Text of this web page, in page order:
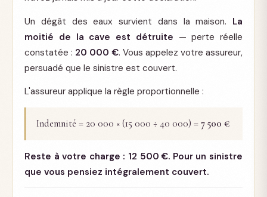
Un dégât des eaux survient dans la maison. La
moitié de la cave est détruite — perte réelle
constatée : 20 000 €. Vous appelez votre assureur,
persuadé que le sinistre est couvert.
L'assureur applique la règle proportionnelle :
Indemnité = 20 000 × (15 000 ÷ 40 000) =7 500 €
Reste à votre charge : 12 500 €. Pour un sinistre
que vous pensiez intégralement couvert.